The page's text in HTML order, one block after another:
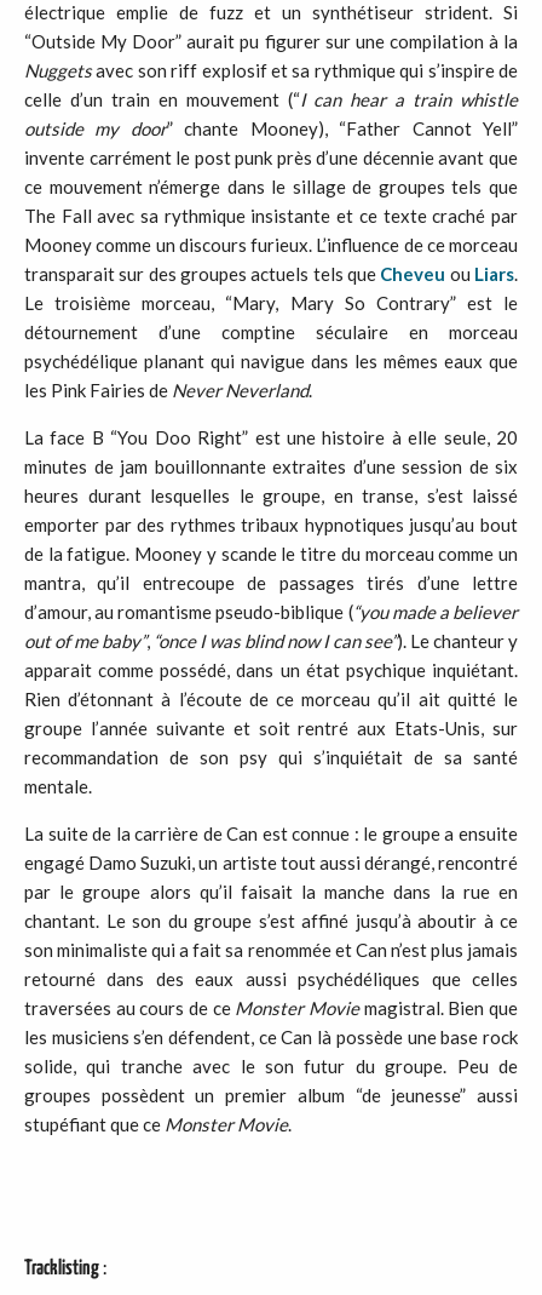
électrique emplie de fuzz et un synthétiseur strident. Si
“Outside My Door” aurait pu figurer sur une compilation à la
Nuggetsavec son riff explosif et sa rythmique qui s’inspire de
celle d’un train en mouvement (“I can hear a train whistle
outside my door” chante Mooney), “Father Cannot Yell”
invente carrément le post punk près d’une décennie avant que
ce mouvement n’émerge dans le sillage de groupes tels que
The Fall avec sa rythmique insistante et ce texte craché par
Mooney comme un discours furieux. L’influence de ce morceau
transparait sur des groupes actuels tels que Cheveu ou Liars.
Le troisième morceau, “Mary, Mary So Contrary” est le
détournement d’une comptine séculaire en morceau
psychédélique planant qui navigue dans les mêmes eaux que
les Pink Fairies de Never Neverland.
La face B “You Doo Right” est une histoire à elle seule, 20
minutes de jam bouillonnante extraites d’une session de six
heures durant lesquelles le groupe, en transe, s’est laissé
emporter par des rythmes tribaux hypnotiques jusqu’au bout
de la fatigue. Mooney y scande le titre du morceau comme un
mantra, qu’il entrecoupe de passages tirés d’une lettre
d’amour, au romantisme pseudo-biblique (“you made a believer
out of me baby”, “once I was blind now I can see”). Le chanteur y
apparait comme possédé, dans un état psychique inquiétant.
Rien d’étonnant à l’écoute de ce morceau qu’il ait quitté le
groupe l’année suivante et soit rentré aux Etats-Unis, sur
recommandation de son psy qui s’inquiétait de sa santé
mentale.
La suite de la carrière de Can est connue : le groupe a ensuite
engagé Damo Suzuki, un artiste tout aussi dérangé, rencontré
par le groupe alors qu’il faisait la manche dans la rue en
chantant. Le son du groupe s’est affiné jusqu’à aboutir à ce
son minimaliste qui a fait sa renommée et Can n’est plus jamais
retourné dans des eaux aussi psychédéliques que celles
traversées au cours de ce Monster Moviemagistral. Bien que
les musiciens s’en défendent, ce Can là possède une base rock
solide, qui tranche avec le son futur du groupe. Peu de
groupes possèdent un premier album “de jeunesse” aussi
stupéfiant que ce Monster Movie.
Tracklisting: